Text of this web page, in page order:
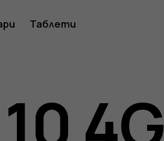
Таблети